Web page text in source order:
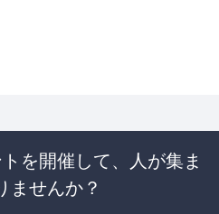
を開催して、人が集ま
ませんか？